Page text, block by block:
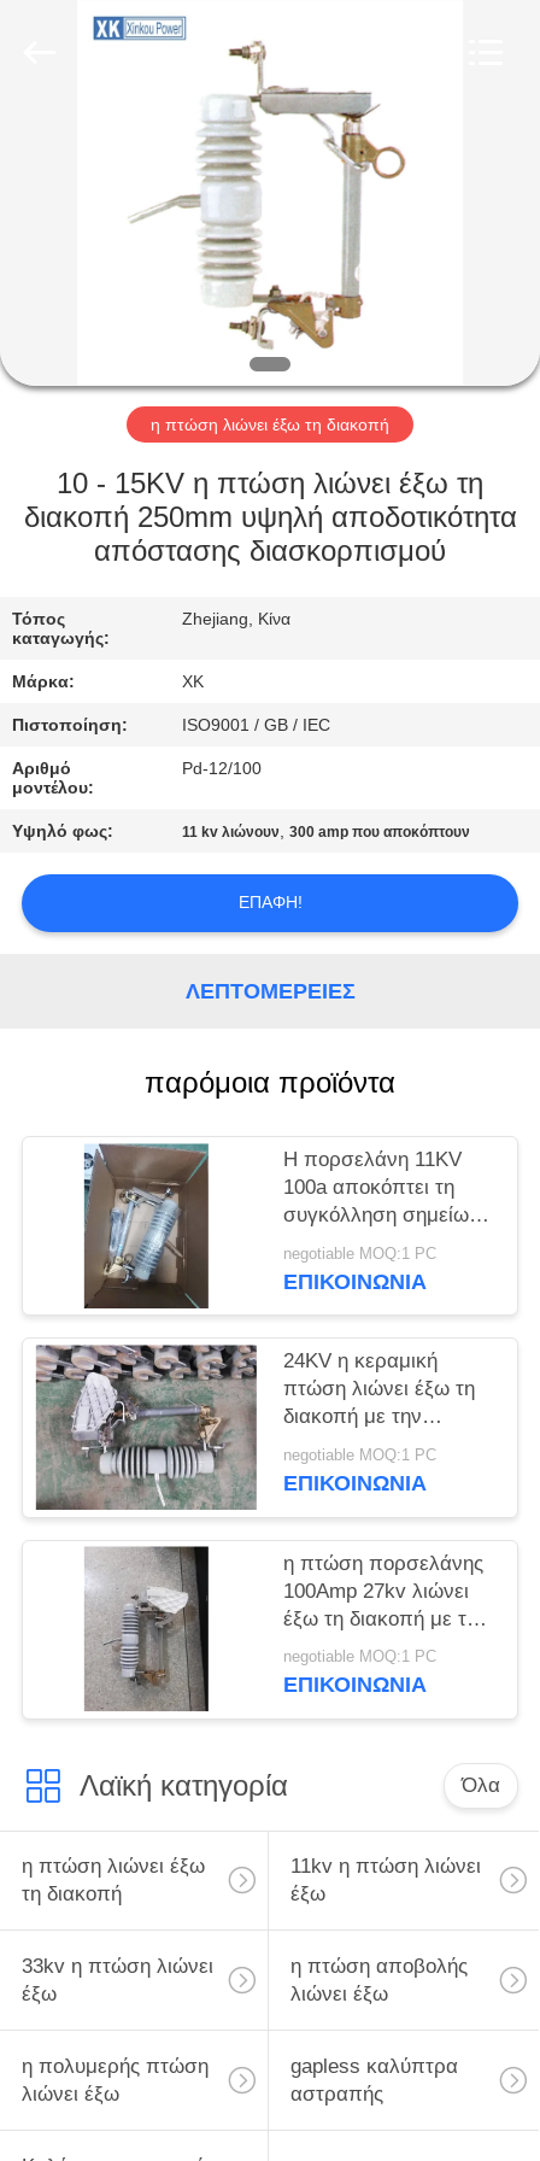
ΠΡΟΪΌΝΤΑ
ΓΎΡΟΣ
ΕΡΓΟΣΤΑΣΊΩΝ
ΠΟΙΟΤΙΚΌΣ
ΈΛΕΓΧΟΣ
ΜΑΣ
ΕΛΆΤΕ
ΕΠΑΦΉ
ΜΕ
ΈΝΑ
ΑΠΌΣΠΑΣΜΑ
PRIVACY
POLICY
η πτώση λιώνει έξω τη διακοπή
10 - 15KV η πτώση λιώνει έξω τη
διακοπή 250mm υψηλή αποδοτικότητα
απόστασης διασκορπισμού
Τόπος
καταγωγής:
Zhejiang, Κίνα
Μάρκα: XK
Πιστοποίηση: ISO9001 / GB / IEC
Αριθμό
μοντέλου:
Pd-12/100
Υψηλό φως: 11 kv λιώνουν,300 amp που αποκόπτουν
ΕΠΑΦΉ!
ΛΕΠΤΟΜΈΡΕΙΕΣ
παρόμοια προϊόντα
Η πορσελάνη 11KV
100a αποκόπτει τη
συγκόλληση σημείων
θρυαλλίδων 540
διασκορπισμός
negotiable MOQ:1 PC
ΕΠΙΚΟΙΝΩΝΊΑ
24KV η κεραμική
πτώση λιώνει έξω τη
διακοπή με την
αίθουσα Extingquishing
τόξων
negotiable MOQ:1 PC
ΕΠΙΚΟΙΝΩΝΊΑ
η πτώση πορσελάνης
100Amp 27kv λιώνει
έξω τη διακοπή με τη
extingquishing αίθουσα
τόξων
negotiable MOQ:1 PC
ΕΠΙΚΟΙΝΩΝΊΑ
Λαϊκή κατηγορία Όλα
η πτώση λιώνει έξω
τη διακοπή
11kv η πτώση λιώνει
έξω
33kv η πτώση λιώνει
έξω
η πτώση αποβολής
λιώνει έξω
η πολυμερής πτώση
λιώνει έξω
gapless καλύπτρα
αστραπής